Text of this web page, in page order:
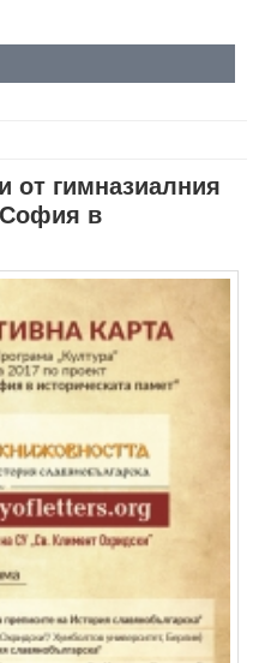
от гимназиалния
София в